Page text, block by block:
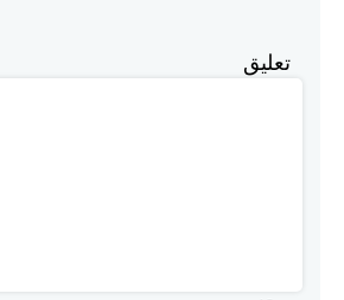
تعليق